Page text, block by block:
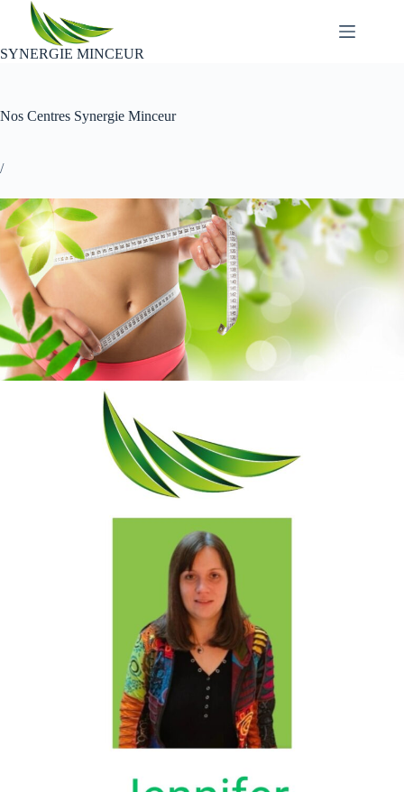
Passer
contenu
SYNERGIE MINCEUR
Nos Centres Synergie Minceur
/